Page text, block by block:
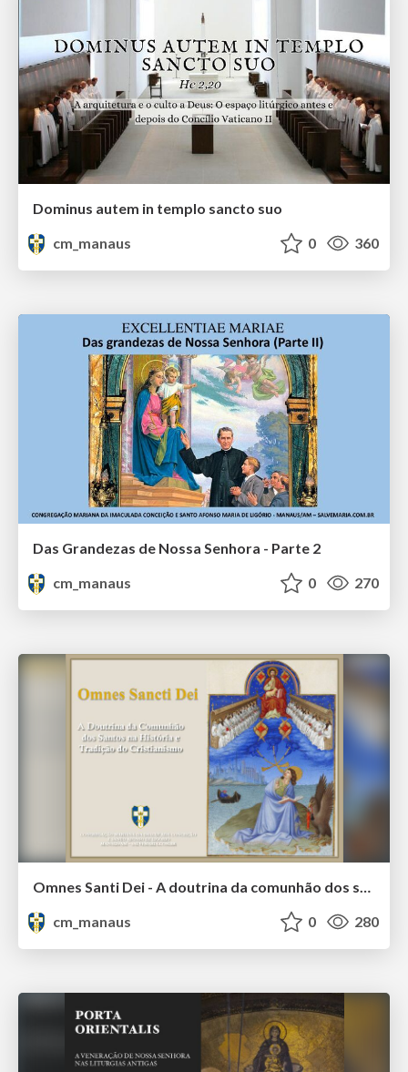
Dominus autem in templo sancto suo
cm_manaus
0 360
Das Grandezas de Nossa Senhora - Parte 2
cm_manaus
0 270
Omnes Santi Dei - A doutrina da comunhão dos santos na tradição e história do cristianismo
cm_manaus
0 280